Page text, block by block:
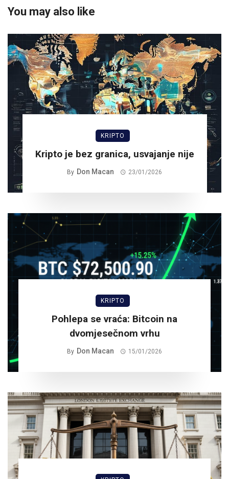
You may also like
KRIPTO
Kripto je bez granica, usvajanje nije
By Don Macan 23/01/2026
KRIPTO
Pohlepa se vraća: Bitcoin na
dvomjesečnom vrhu
By Don Macan 15/01/2026